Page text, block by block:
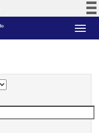
Serviços